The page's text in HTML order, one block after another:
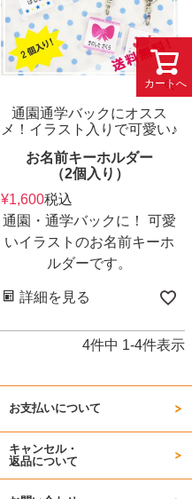
通園通学バックにオスス
メ！イラスト入りで可愛い♪
お名前キーホルダー
（2個入り）
¥1,600税込
通園・通学バックに！ 可愛
いイラストのお名前キーホ
ルダーです。
詳細を見る
4件中 1-4件表示
カートへ
お支払いについて
キャンセル・
返品について